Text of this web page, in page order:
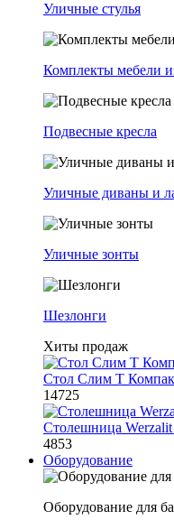
Уличные стулья
Комплекты мебели
Подвесные кресла
Уличные диваны и
Уличные зонты
Шезлонги
Хиты продаж
Стол Слим Т
14725
Столешница
4853
Оборудование
Оборудование для